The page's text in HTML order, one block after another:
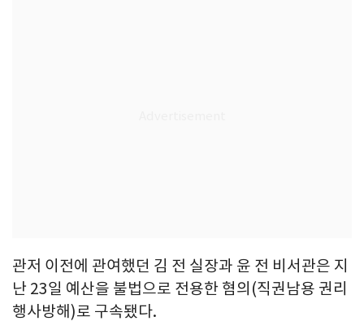
관저 이전에 관여했던 김 전 실장과 윤 전 비서관은 지
난 23일 예산을 불법으로 전용한 혐의(직권남용 권리
행사방해)로 구속됐다.